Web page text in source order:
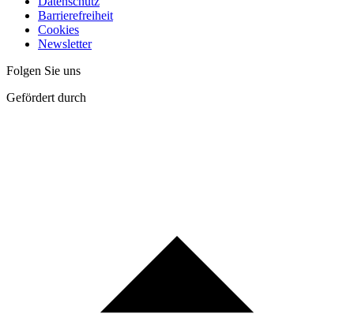
Barrierefreiheit
Cookies
Newsletter
Folgen Sie uns
Gefördert durch